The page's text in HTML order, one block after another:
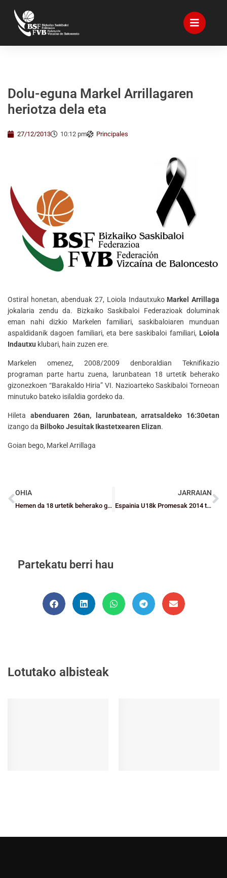
Dolu-eguna Markel Arrillagaren
heriotza dela eta
27/12/2013 10:12 pm Principales
Ostiral honetan, abenduak 27, Loiola Indautxuko Markel Arrillaga
jokalaria zendu da. Bizkaiko Saskibaloi Federazioak doluminak
eman nahi dizkio Markelen familiari, saskibaloiaren munduan
aspaldidanik dagoen familiari, eta bere saskibaloi familiari, Loiola
Indautxu klubari, hain zuzen ere.
Markelen omenez, 2008/2009 denboraldian Teknifikazio
programan parte hartu zuena, larunbatean 18 urtetik beherako
gizonezkoen “Barakaldo Hiria” VI. Nazioarteko Saskibaloi Torneoan
minutuko bateko isilaldia gordeko da.
Hileta abenduaren 26an, larunbatean, arratsaldeko 16:30etan
izango da Bilboko Jesuitak Ikastetxearen Elizan.
Goian bego, Markel Arrillaga
OHIA
Hemen da 18 urtetik beherako gizonezkoen “Barakaldo Hiria” VI. Nazioarteko Saskibaloi Torneoa
JARRAIAN
Espainia U18k Promesak 2014 taldeari irabazi dio eta Barakaldoko torneoaren finala jokatuko du
Partekatu berri hau
Lotutako albisteak